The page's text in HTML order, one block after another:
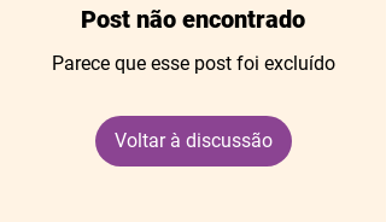
Post não encontrado
Parece que esse post foi excluído
Voltar à discussão